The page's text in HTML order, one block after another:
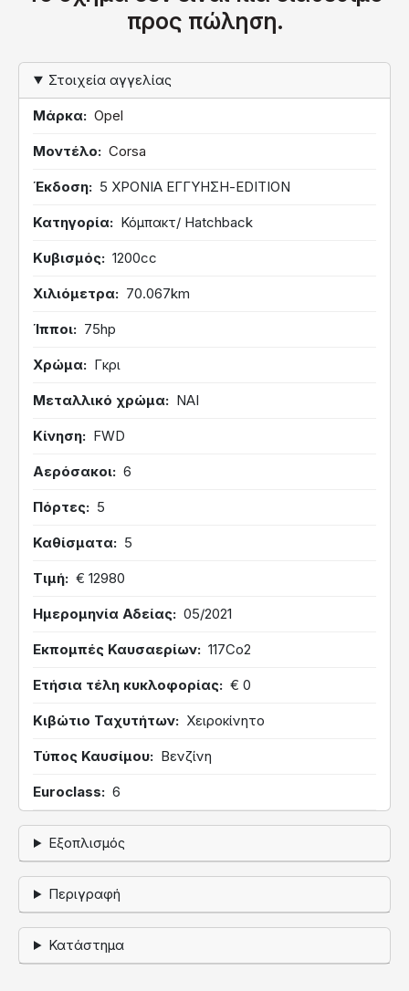
προς πώληση.
Στοιχεία αγγελίας
Μάρκα Opel
Μοντέλο Corsa
Έκδοση 5 ΧΡΟΝΙΑ ΕΓΓΥΗΣΗ-EDITION
Κατηγορία Κόμπακτ/ Hatchback
Κυβισμός 1200cc
Χιλιόμετρα 70.067km
Ίπποι 75hp
Χρώμα Γκρι
Μεταλλικό χρώμα ΝΑΙ
Κίνηση FWD
Αερόσακοι 6
Πόρτες 5
Καθίσματα 5
Τιμή € 12980
Ημερομηνία Αδείας 05/2021
Εκπομπές Καυσαερίων 117Co2
Ετήσια τέλη κυκλοφορίας € 0
Κιβώτιο Ταχυτήτων Χειροκίνητο
Τύπος Καυσίμου Βενζίνη
Euroclass 6
Εξοπλισμός
Περιγραφή
Κατάστημα